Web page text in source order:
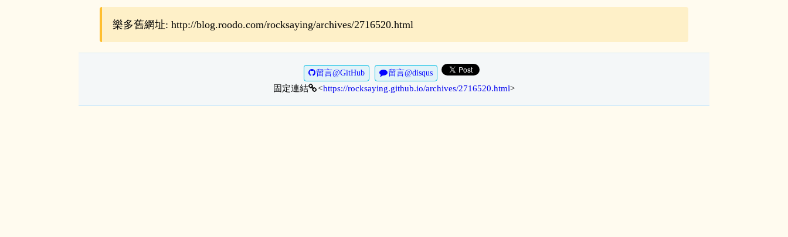
樂多舊網址: http://blog.roodo.com/rocksaying/archives/2716520.html
留言@GitHub 留言@disqus
固定連結 <https://rocksaying.github.io/archives/2716520.html>